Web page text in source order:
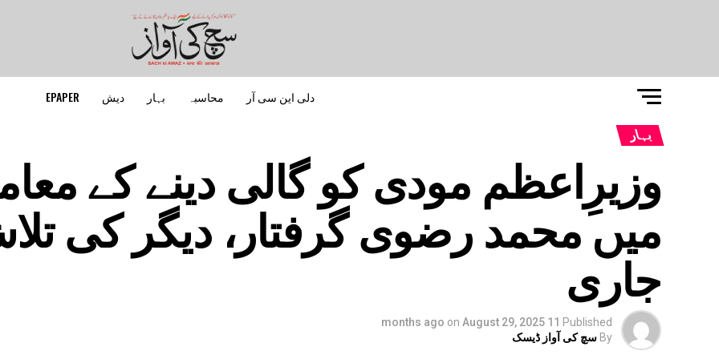
دلی این سی آر محاسبہ بہار دیش EPAPER
بہار
وزیرِاعظم مودی کو گالی دینے کے
میں محمد رضوی گرفتار، دیگر کی
جاری
Published
11 months ago
on August 29, 2025
By سچ کی آواز ڈیسک